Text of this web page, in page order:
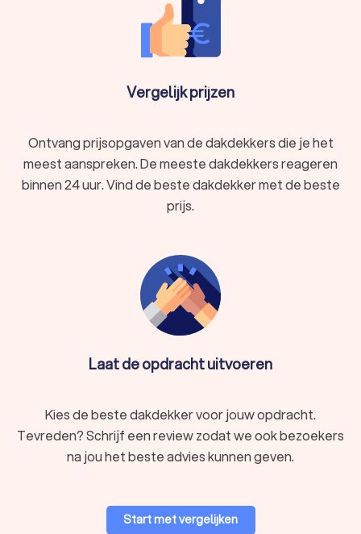
Vergelijk prijzen
Ontvang prijsopgaven van de dakdekkers die je het
meest aanspreken. De meeste dakdekkers reageren
binnen 24 uur. Vind de beste dakdekker met de beste
prijs.
Laat de opdracht uitvoeren
Kies de beste dakdekker voor jouw opdracht.
Tevreden? Schrijf een review zodat we ook bezoekers
na jou het beste advies kunnen geven.
Start met vergelijken